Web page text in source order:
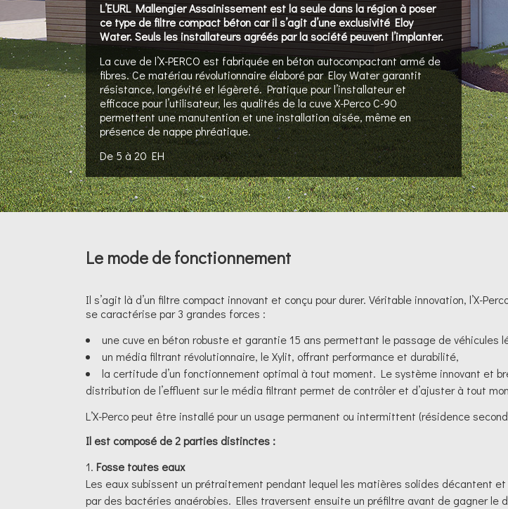
L’EURL Mallengier Assainissement est la seule dans la région à poser
ce type de filtre compact béton car il s’agit d’une exclusivité Eloy
Water. Seuls les installateurs agréés par la société peuvent l’implanter.
La cuve de l’X-PERCO est fabriquée en béton autocompactant armé de
fibres. Ce matériau révolutionnaire élaboré par Eloy Water garantit
résistance, longévité et légèreté. Pratique pour l’installateur et
efficace pour l’utilisateur, les qualités de la cuve X-Perco C-90
permettent une manutention et une installation aisée, même en
présence de nappe phréatique.
De 5 à 20 EH
Le mode de fonctionnement
Il s’agit là d’un filtre compact innovant et conçu pour durer. Véritable innovation, l’X-
se caractérise par 3 grandes forces :
une cuve en béton robuste et garantie 15 ans permettant le passage de véhicules
un média filtrant révolutionnaire, le Xylit, offrant performance et durabilité,
la certitude d’un fonctionnement optimal à tout moment. Le système innovant et
distribution de l’effluent sur le média filtrant permet de contrôler et d’ajuster à tout
L’X-Perco peut être installé pour un usage permanent ou intermittent (résidence
Il est composé de 2 parties distinctes :
Fosse toutes eaux
Les eaux subissent un prétraitement pendant lequel les matières solides décantent
par des bactéries anaérobies. Elles traversent ensuite un préfiltre avant de gagner le